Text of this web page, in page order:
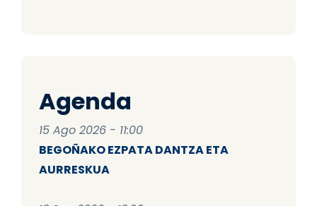
Agenda
15 Ago 2026 - 11:00
BEGOÑAKO EZPATA DANTZA ETA
AURRESKUA